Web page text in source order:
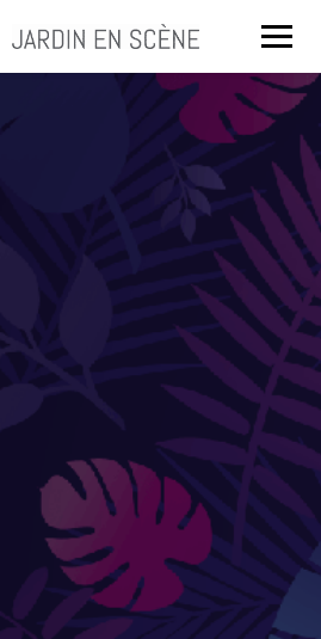
CLICK & COLLECT
MOBILIER OUTDOOR
Rangements
ACCESSOIRES
Accessoires de jardinage
Boites aux lettres
QUE CHERCHEZ-VOUS ?